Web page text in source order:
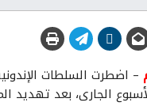
الجارى، بعد تهديد